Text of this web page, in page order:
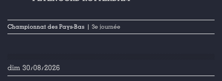
Championnat des Pays-Bas | 3e journée
dim 30/08/2026